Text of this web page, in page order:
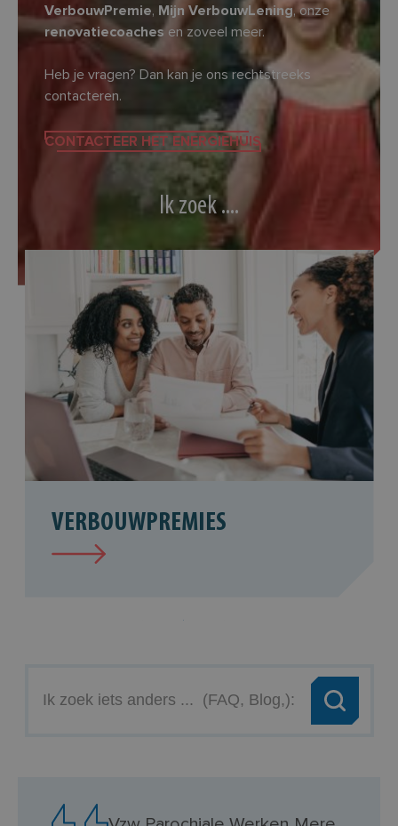
VerbouwPremie, Mijn VerbouwLening, onze
renovatiecoachesen zoveel meer.
Heb je vragen? Dan kan je ons rechtstreeks
contacteren.
CONTACTEER HET ENERGIEHUIS
Ik zoek ....
VERBOUWBEGELEIDING
zoek
(FAQ,